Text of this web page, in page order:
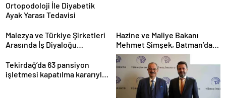
Ortopodoloji İle Diyabetik
Ayak Yarası Tedavisi
Malezya ve Türkiye Şirketleri
Arasında İş Diyaloğu
Hazine ve Maliye Bakanı
Mehmet Şimşek, Batman’da
medikal malzeme üretimi
yapacak bir fabrikanın
açılışını gerçekleştirdi
Tekirdağ’da 63 pansiyon
işletmesi kapatılma kararıyla